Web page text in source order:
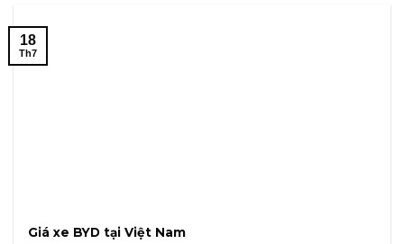
Giá xe BYD tại Việt Nam
18
Th7